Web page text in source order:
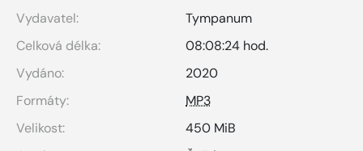
Vydavatel:
Tympanum
Celková délka:
08:08:24 hod.
Vydáno:
2020
Formáty:
MP3
Velikost:
450 MiB